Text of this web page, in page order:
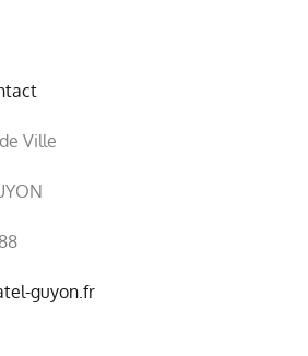
Ville
guyon.fr